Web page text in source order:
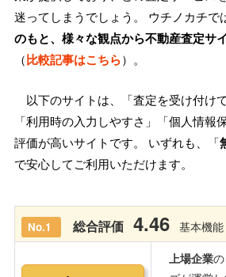
迷ってしまうでしょう。 ウチノカチで
のもと、様々な観点から不動産査定サ
（比較記事はこちら）。
以下のサイトは、「査定を受け付け
「利用時の入力しやすさ」「個人情報
評価が高いサイトです。 いずれも、「
で安心してご利用いただけます。